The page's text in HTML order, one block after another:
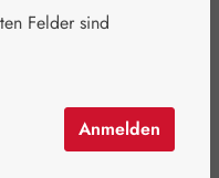
Felder sind
Anmelden